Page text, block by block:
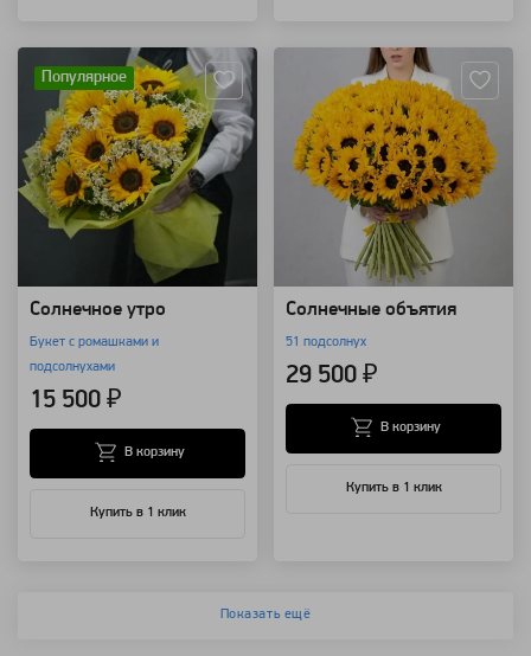
Популярное
Солнечное утро
Букет с ромашками и
подсолнухами
15 500 ₽
Купить в 1 клик
В корзину
Солнечные объятия
51 подсолнух
29 500 ₽
Купить в 1 клик
В корзину
Показать ещё